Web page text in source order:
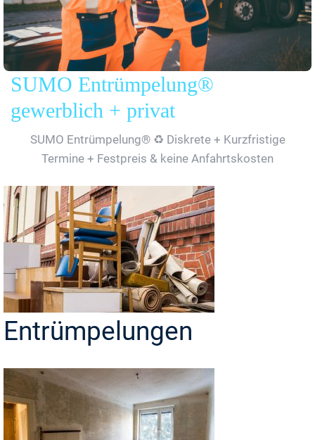
SUMO Entrümpelung®
gewerblich + privat
SUMO Entrümpelung® ♻️ Diskrete + Kurzfristige
Termine + Festpreis & keine Anfahrtskosten
Entrümpelungen